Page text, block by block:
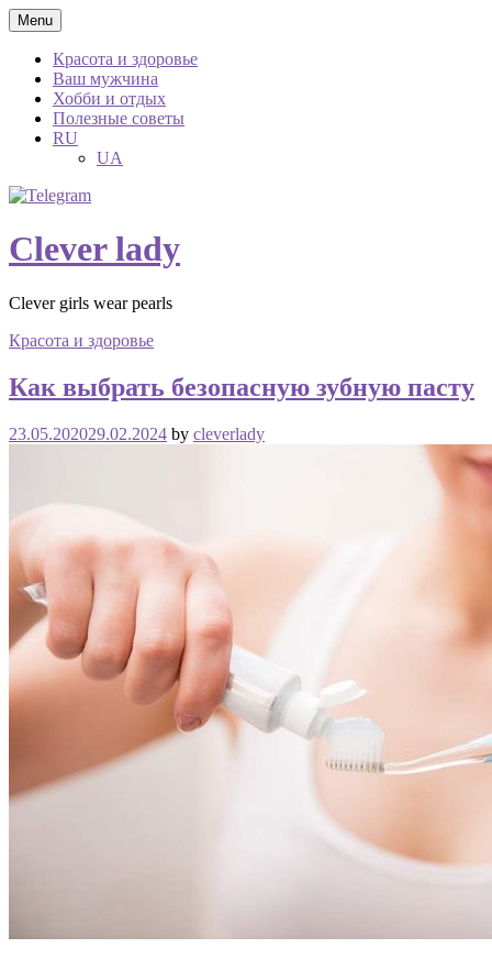
Skip
to
content
Menu
Красота и здоровье
Ваш мужчина
Хобби и отдых
Полезные советы
RU
UA
Clever lady
Clever girls wear pearls
Красота и здоровье
Как выбрать безопасную зубную пасту
23.05.202029.02.2024 by cleverlady